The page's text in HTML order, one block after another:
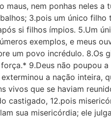
nem ponhas neles
3.pois um único
si filhos ímpios. 5.Um
exemplos, e meus
um povo incrédulo.
9.Deus não poupou
a nação
vivos que se haviam
castigado, 12.pois
sua misericórdia; ele